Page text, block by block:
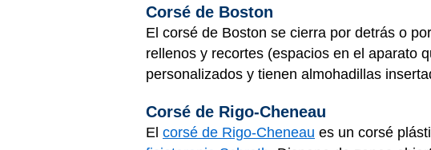
Corsé de Boston
El corsé de Boston se cierra por detrás o
rellenos y recortes (espacios en el aparato
personalizados y tienen almohadillas
Corsé de Rigo-Cheneau
El corsé de Rigo-Cheneau es un corsé